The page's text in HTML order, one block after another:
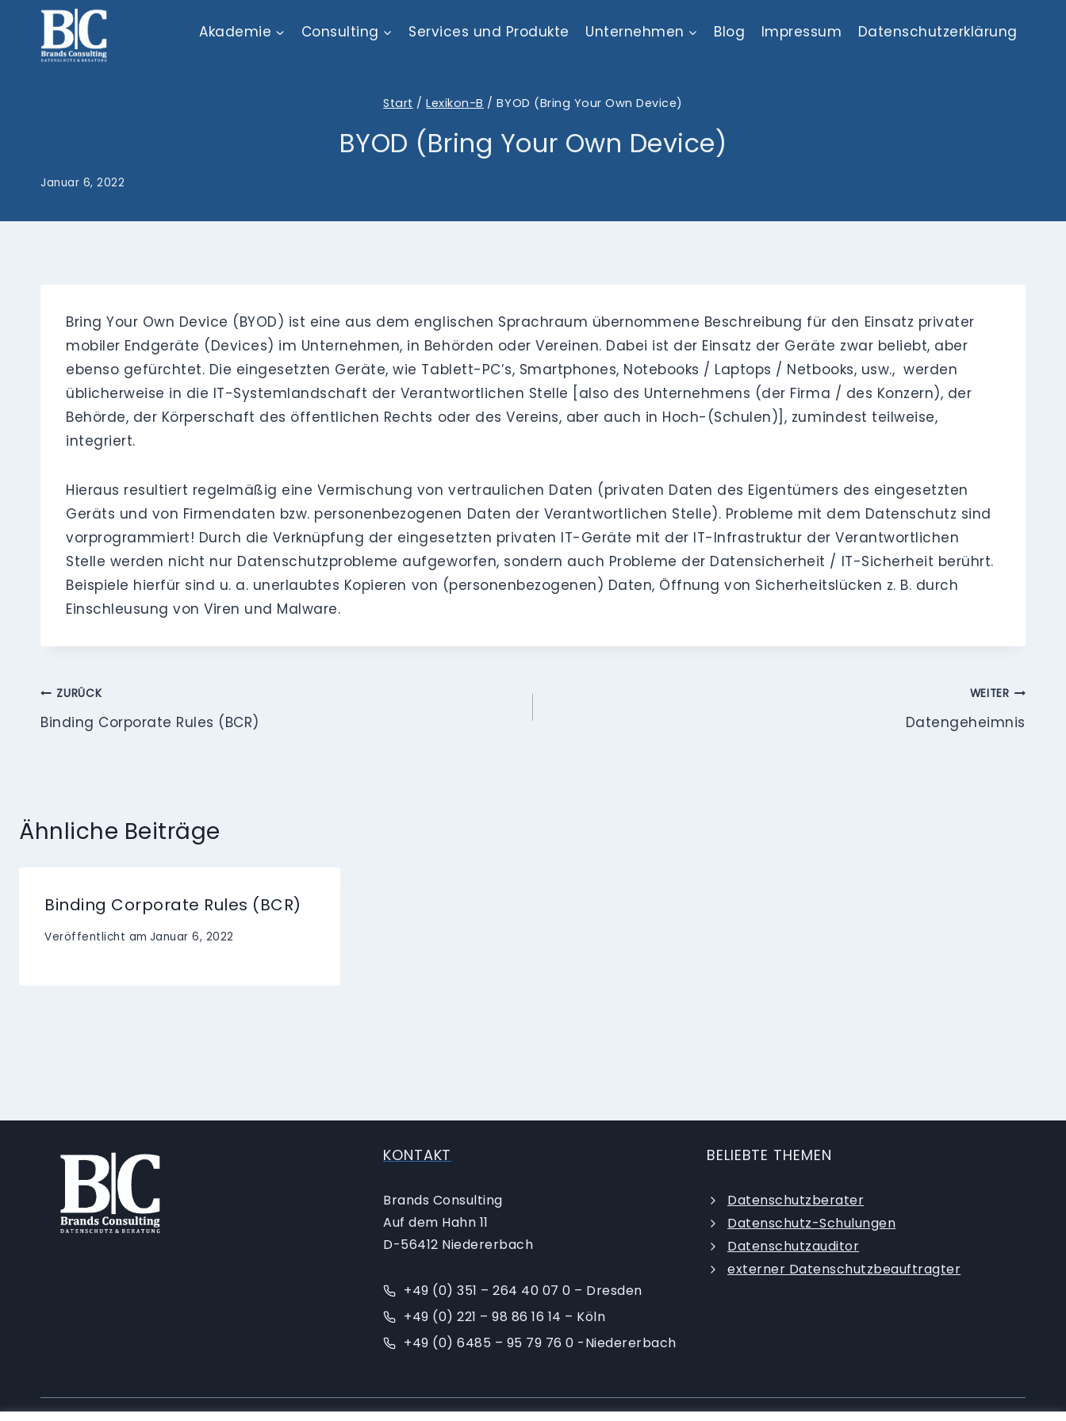
springen
Akademie Consulting Services und Produkte Unternehmen Blog Impressum Datenschutzerklärung
Start / Lexikon-B / BYOD (Bring Your Own Device)
BYOD (Bring Your Own Device)
Januar 6, 2022
Bring Your Own Device (BYOD) ist eine aus dem englischen Sprachraum übernommene Beschreibung für den Einsatz privater
mobiler Endgeräte (Devices) im Unternehmen, in Behörden oder Vereinen. Dabei ist der Einsatz der Geräte zwar beliebt, aber
ebenso gefürchtet. Die eingesetzten Geräte, wie Tablett-PC’s, Smartphones, Notebooks / Laptops / Netbooks, usw., werden
üblicherweise in die IT-Systemlandschaft der Verantwortlichen Stelle [also des Unternehmens (der Firma / des Konzern), der
Behörde, der Körperschaft des öffentlichen Rechts oder des Vereins, aber auch in Hoch-(Schulen)], zumindest teilweise,
integriert.
Hieraus resultiert regelmäßig eine Vermischung von vertraulichen Daten (privaten Daten des Eigentümers des eingesetzten
Geräts und von Firmendaten bzw. personenbezogenen Daten der Verantwortlichen Stelle). Probleme mit dem Datenschutz sind
vorprogrammiert! Durch die Verknüpfung der eingesetzten privaten IT-Geräte mit der IT-Infrastruktur der Verantwortlichen
Stelle werden nicht nur Datenschutzprobleme aufgeworfen, sondern auch Probleme der Datensicherheit / IT-Sicherheit berührt.
Beispiele hierfür sind u. a. unerlaubtes Kopieren von (personenbezogenen) Daten, Öffnung von Sicherheitslücken z. B. durch
Einschleusung von Viren und Malware.
Beitragsnavigation
ZURÜCK
Binding Corporate Rules (BCR)
WEITER
Datengeheimnis
Ähnliche Beiträge
Binding Corporate Rules (BCR)
Veröffentlicht am Januar 6, 2022
KONTAKT
Brands Consulting
Auf dem Hahn 11
D-56412 Niedererbach
+49 (0) 351 – 264 40 07 0 – Dresden
+49 (0) 221 – 98 86 16 14 – Köln
+49 (0) 6485 – 95 79 76 0 -Niedererbach
BELIEBTE THEMEN
Datenschutzberater
Datenschutz-Schulungen
Datenschutzauditor
externer Datenschutzbeauftragter